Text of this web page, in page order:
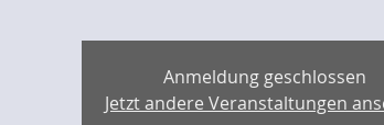
Anmeldung geschlossen
Jetzt andere Veranstaltungen